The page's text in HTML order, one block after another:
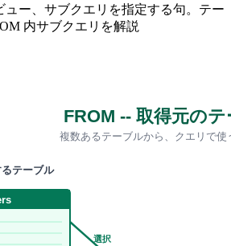
ュー、サブクエリを指定する句。テー
内サブクエリを解説